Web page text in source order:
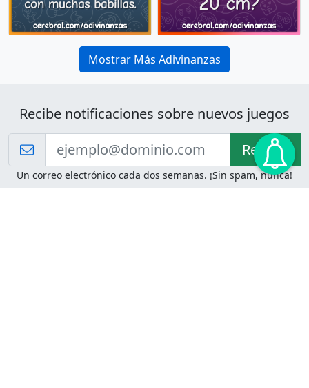
Mostrar Más Adivinanzas
Recibe notificaciones sobre nuevos juegos
Recibir!
Un correo electrónico cada dos semanas. ¡Sin spam, nunca!